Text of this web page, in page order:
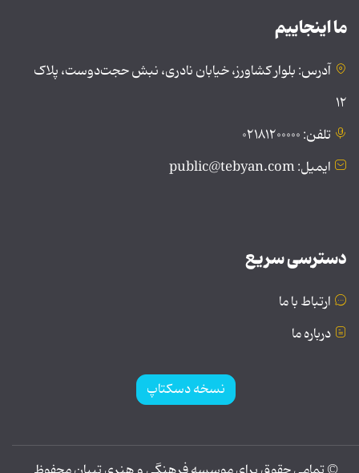
ما اینجاییم
آدرس: بلوار کشاورز، خیابان نادری، نبش حجت‌دوست، پلاک
۱۲
تلفن: ۰۲۱۸۱۲۰۰۰۰۰
ایمیل: public@tebyan.com
دسترسی سریع
ارتباط با ما
درباره ما
نسخه دسکتاپ